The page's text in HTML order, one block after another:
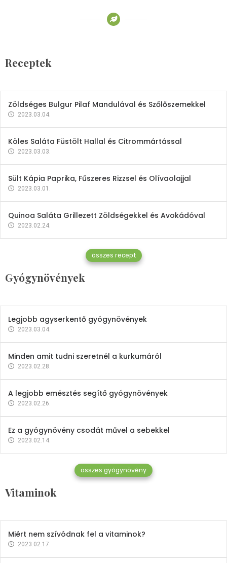
Receptek
2023.03.06.
Zöldséges Bulgur Pilaf Mandulával és Szőlőszemekkel
2023.03.04.
Köles Saláta Füstölt Hallal és Citrommártással
2023.03.03.
Sült Kápia Paprika, Fűszeres Rizzsel és Olívaolajjal
2023.03.01.
Quinoa Saláta Grillezett Zöldségekkel és Avokádóval
2023.02.24.
összes recept
Gyógynövények
Gyógynövények
Mindent a petrezselyemről
2023.12.21.
Legjobb agyserkentő gyógynövények
2023.03.04.
Minden amit tudni szeretnél a kurkumáról
2023.02.28.
A legjobb emésztés segítő gyógynövények
2023.02.26.
Ez a gyógynövény csodát művel a sebekkel
2023.02.14.
összes gyógynövény
Vitaminok
Vitaminok
Mindent a B-12 vitaminról
2023.02.27.
Miért nem szívódnak fel a vitaminok?
2023.02.17.